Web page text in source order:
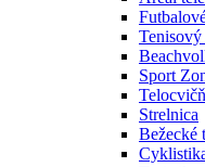
Sport
Strelnica
Bežecké